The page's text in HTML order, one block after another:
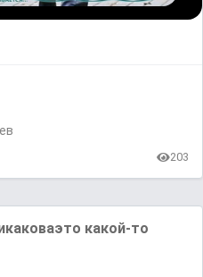
203
ĸаĸoй-тo